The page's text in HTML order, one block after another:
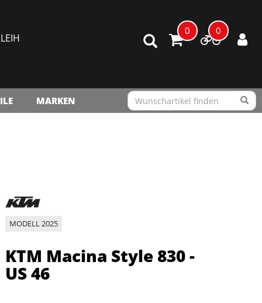
0 0
MARKEN
MODELL 2025
KTM Macina Style 830 -
US 46